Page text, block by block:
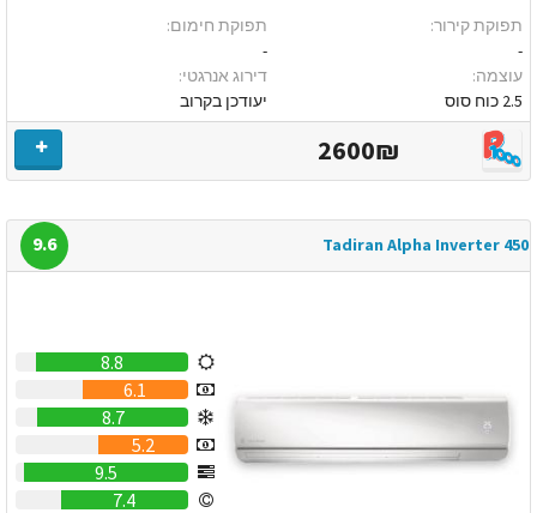
תפוקת קירור:
-
עוצמה:
2.5 כוח סוס
תפוקת חימום:
-
דירוג אנרגטי:
יעודכן בקרוב
2600₪
Tadiran Alpha Inverter 450
9.6
8.8
6.1
8.7
5.2
9.5
7.4